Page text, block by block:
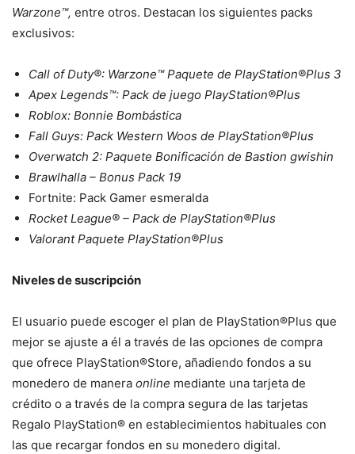
Warzone™, entre otros. Destacan los siguientes packs
exclusivos:
Call of Duty®: Warzone™ Paquete de PlayStation®Plus 3
Apex Legends™: Pack de juego PlayStation®Plus
Roblox: Bonnie Bombástica
Fall Guys: Pack Western Woos de PlayStation®Plus
Overwatch 2: Paquete Bonificación de Bastion gwishin
Brawlhalla – Bonus Pack 19
Fortnite: Pack Gamer esmeralda
Rocket League® – Pack de PlayStation®Plus
Valorant Paquete PlayStation®Plus
Niveles de suscripción
El usuario puede escoger el plan de PlayStation®Plus que
mejor se ajuste a él a través de las opciones de compra
que ofrece PlayStation®Store, añadiendo fondos a su
monedero de manera online mediante una tarjeta de
crédito o a través de la compra segura de las tarjetas
Regalo PlayStation® en establecimientos habituales con
las que recargar fondos en su monedero digital.